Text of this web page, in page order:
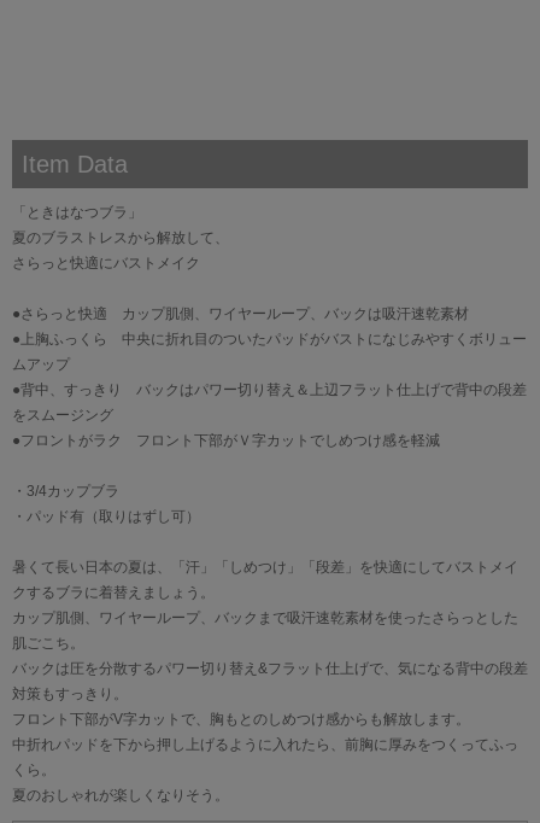
Item Data
「ときはなつブラ」
夏のブラストレスから解放して、
さらっと快適にバストメイク
●さらっと快適 カップ肌側、ワイヤーループ、バックは吸汗速乾素材
●上胸ふっくら 中央に折れ目のついたパッドがバストになじみやすくボリュー
ムアップ
●背中、すっきり バックはパワー切り替え＆上辺フラット仕上げで背中の段差
をスムージング
●フロントがラク フロント下部がＶ字カットでしめつけ感を軽減
・3/4カップブラ
・パッド有（取りはずし可）
暑くて長い日本の夏は、「汗」「しめつけ」「段差」を快適にしてバストメイ
クするブラに着替えましょう。
カップ肌側、ワイヤーループ、バックまで吸汗速乾素材を使ったさらっとした
肌ごこち。
バックは圧を分散するパワー切り替え&フラット仕上げで、気になる背中の段差
対策もすっきり。
フロント下部がV字カットで、胸もとのしめつけ感からも解放します。
中折れパッドを下から押し上げるように入れたら、前胸に厚みをつくってふっ
くら。
夏のおしゃれが楽しくなりそう。